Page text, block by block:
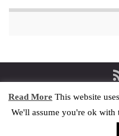
Privacy &
Read More This website
We'll assume you're ok